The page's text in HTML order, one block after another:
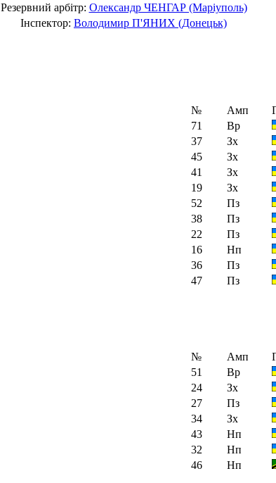
Резервний арбітр: Олександр ЧЕНГАР (Маріуполь)
Інспектор: Володимир П'ЯНИХ (Донецьк)
№ Амп
71 Вр
37 Зх
45 Зх
41 Зх
19 Зх
52 Пз
38 Пз
22 Пз
16 Нп
36 Пз
47 Пз
№ Амп
51 Вр
24 Зх
27 Пз
34 Зх
43 Нп
32 Нп
46 Нп